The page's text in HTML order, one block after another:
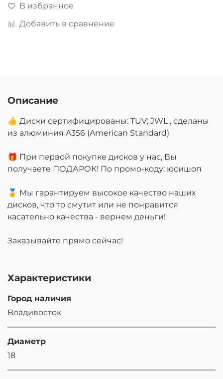
В избранное
Добавить в сравнение
Описание
👍 Диски сертифицированы: TUV; JWL , сделаны
из алюминия A356 (American Standard)
🎁 При первой покупке дисков у нас, Вы
получаете ПОДАРОК! По промо-коду: юсишоп
🥇 Мы гарантируем высокое качество наших
дисков, что то смутит или не понравится
касательно качества - вернем деньги!
Заказывайте прямо сейчас!
Характеристики
Город наличия
Владивосток
Диаметр
18